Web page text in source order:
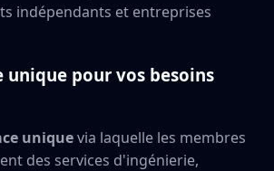
indépendants et entreprises
unique pour vos besoins
uniquevia laquelle les membres
des services d'ingénierie,